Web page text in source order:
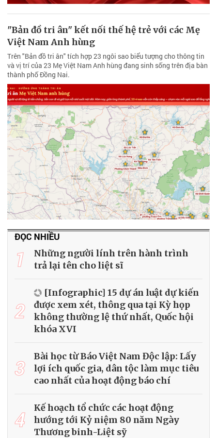
"Bản đồ tri ân" kết nối thế hệ trẻ với các Mẹ
Việt Nam Anh hùng
Trên "Bản đồ tri ân" tích hợp 23 ngôi sao biểu tượng cho thông tin
và vị trí của 23 Mẹ Việt Nam Anh hùng đang sinh sống trên địa bàn
thành phố Đồng Nai.
ĐỌC NHIỀU
1
Những người lính trên hành trình
trả lại tên cho liệt sĩ
2
[Infographic] 15 dự án luật dự kiến
được xem xét, thông qua tại Kỳ họp
không thường lệ thứ nhất, Quốc hội
khóa XVI
3
Bài học từ Báo Việt Nam Độc lập: Lấy
lợi ích quốc gia, dân tộc làm mục tiêu
cao nhất của hoạt động báo chí
4
Kế hoạch tổ chức các hoạt động
hướng tới Kỷ niệm 80 năm Ngày
Thương binh-Liệt sỹ